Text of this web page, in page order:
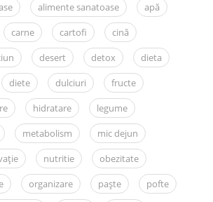
alimente sanatoase
apă
carne cartofi
cină
desert detox
dieta
diete dulciuri
fructe
hidratare
legume
metabolism
mic dejun
nutritie
obezitate
organizare paște
pofte